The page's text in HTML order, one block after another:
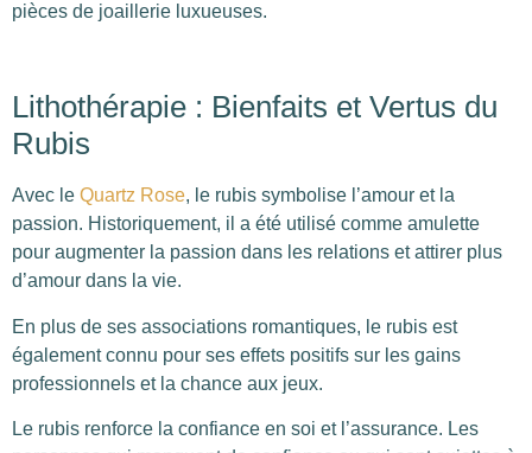
pièces de joaillerie luxueuses.
Lithothérapie : Bienfaits et Vertus du
Rubis
Avec le Quartz Rose, le rubis symbolise l’amour et la
passion. Historiquement, il a été utilisé comme amulette
pour augmenter la passion dans les relations et attirer plus
d’amour dans la vie.
En plus de ses associations romantiques, le rubis est
également connu pour ses effets positifs sur les gains
professionnels et la chance aux jeux.
Le rubis renforce la confiance en soi et l’assurance. Les